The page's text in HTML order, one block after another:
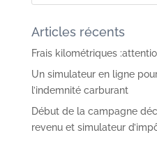
Articles récents
Frais kilométriques
Un simulateur en ligne
l’indemnité carburant
Début de la campagne
revenu et simulateur